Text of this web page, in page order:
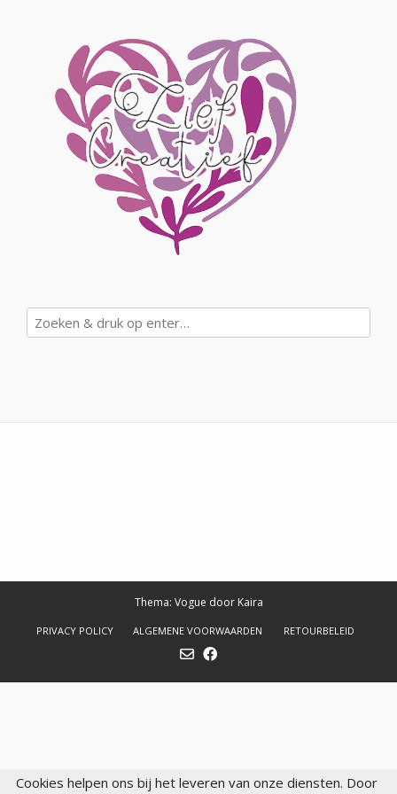
Thema: Vogue door Kaira
PRIVACY POLICY ALGEMENE VOORWAARDEN RETOURBELEID
Cookies helpen ons bij het leveren van onze diensten. Door